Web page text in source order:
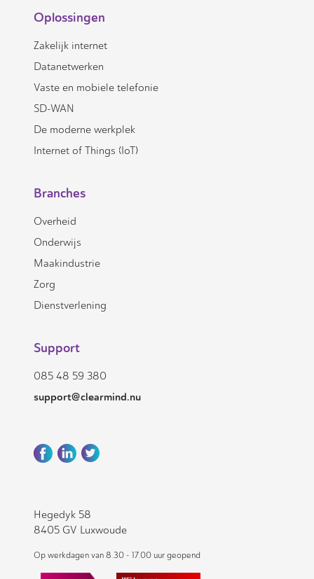
Oplossingen
Zakelijk internet
Datanetwerken
Vaste en mobiele telefonie
SD-WAN
De moderne werkplek
Internet of Things (IoT)
Branches
Overheid
Onderwijs
Maakindustrie
Zorg
Dienstverlening
Support
085 48 59 380
support@clearmind.nu
Hegedyk 58
8405 GV Luxwoude
Op werkdagen van 8.30 - 17.00 uur geopend